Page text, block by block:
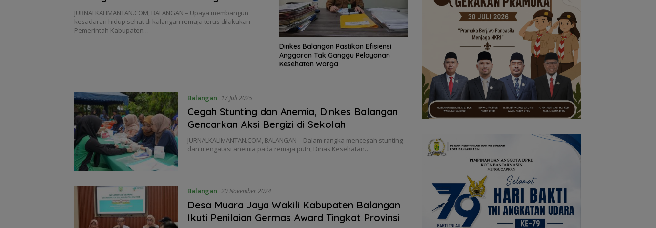
Sekolah
JURNALKALIMANTAN.COM, BALANGAN – Upaya membangun
kesadaran hidup sehat di kalangan remaja terus dilakukan
Pemerintah Kabupaten…
Dinkes Balangan Pastikan Efisiensi
Anggaran Tak Ganggu Pelayanan
Kesehatan Warga
Balangan 17 Juli 2025
Cegah Stunting dan Anemia, Dinkes Balangan
Gencarkan Aksi Bergizi di Sekolah
JURNALKALIMANTAN.COM, BALANGAN – Dalam rangka mencegah stunting
dan mengatasi anemia pada remaja putri, Dinas Kesehatan…
Balangan 20 November 2024
Desa Muara Jaya Wakili Kabupaten Balangan
Ikuti Penilaian Germas Award Tingkat Provinsi